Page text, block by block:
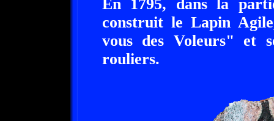
En 1795, dans la
construit le Lapin
vous des Voleurs" et
rouliers.